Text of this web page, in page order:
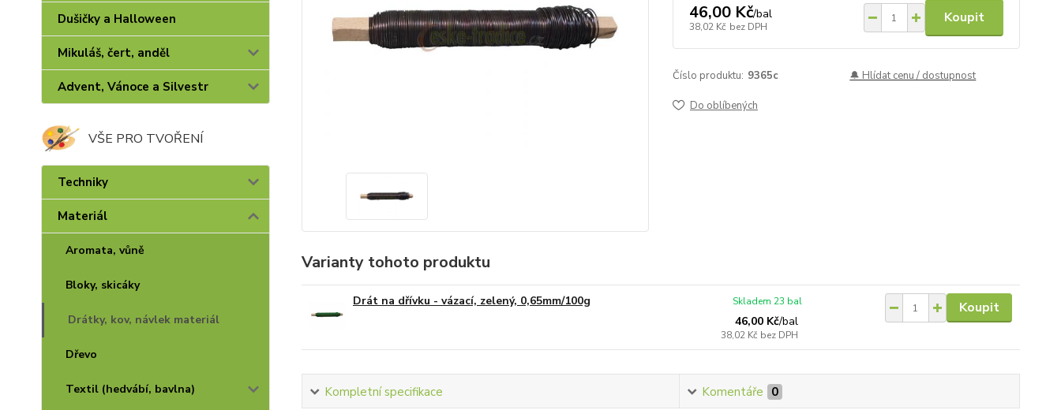
Dušičky a Halloween
Mikuláš, čert, anděl
Advent, Vánoce a Silvestr
VŠE PRO TVOŘENÍ
Techniky
Materiál
Aromata, vůně
Bloky, skicáky
Drátky, kov, návlek materiál
Dřevo
Textil (hedvábí, bavlna)
46,00 Kč/bal
38,02 Kč bez DPH
Koupit
Číslo produktu: 9365c 🔔 Hlídat cenu / dostupnost
Do oblíbených
Varianty tohoto produktu
Drát na dřívku - vázací, zelený, 0,65mm/100g
46,00 Kč/bal
38,02 Kč bez DPH
Skladem 23 bal Koupit
Kompletní specifikace Komentáře 0